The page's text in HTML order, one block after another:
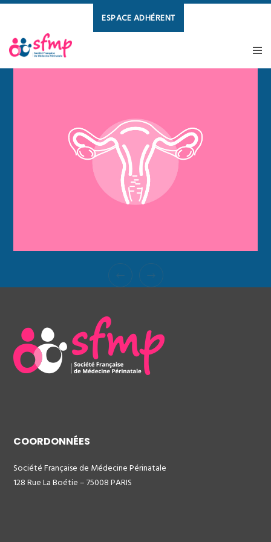
ESPACE ADHÉRENT
COORDONNÉES
Société Française de Médecine Périnatale
128 Rue La Boétie – 75008 PARIS